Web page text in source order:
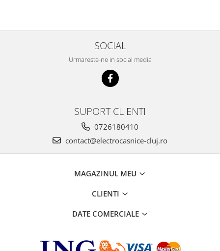
SOCIAL
Urmareste-ne in social media
SUPORT CLIENTI
0726180410
contact@electrocasnice-cluj.ro
MAGAZINUL MEU
CLIENTI
DATE COMERCIALE